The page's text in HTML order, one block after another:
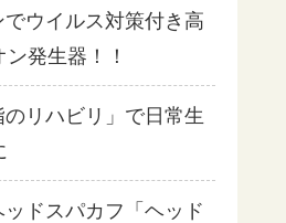
ウイルス対策付き高
発生器！！
リハビリ」で日常生
ドスパカフ「ヘッド